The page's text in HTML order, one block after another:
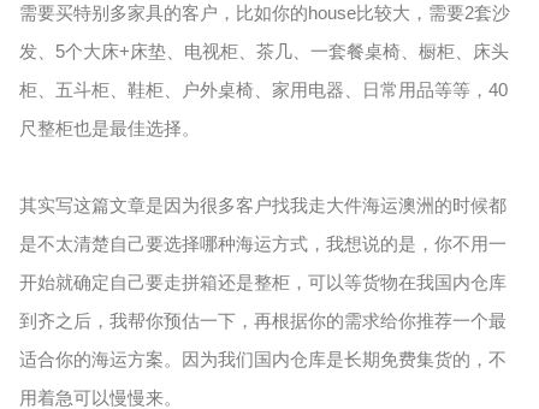
需要买特别多家具的客户，比如你的house比较大，需要2套沙
发、5个大床+床垫、电视柜、茶几、一套餐桌椅、橱柜、床头
柜、五斗柜、鞋柜、户外桌椅、家用电器、日常用品等等，40
尺整柜也是最佳选择。
其实写这篇文章是因为很多客户找我走大件海运澳洲的时候都
是不太清楚自己要选择哪种海运方式，我想说的是，你不用一
开始就确定自己要走拼箱还是整柜，可以等货物在我国内仓库
到齐之后，我帮你预估一下，再根据你的需求给你推荐一个最
适合你的海运方案。因为我们国内仓库是长期免费集货的，不
用着急可以慢慢来。